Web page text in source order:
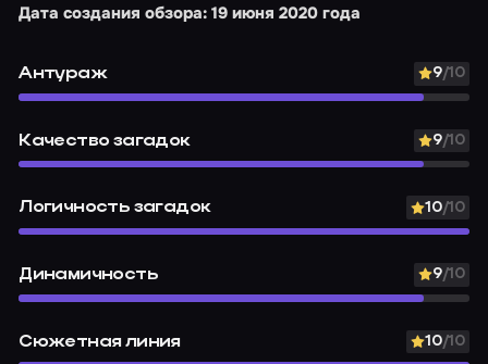
Дата создания обзора: 19 июня 2020 года
Антураж 9/10
Качество загадок 9/10
Логичность загадок 10/10
Динамичность 9/10
Сюжетная линия 10/10